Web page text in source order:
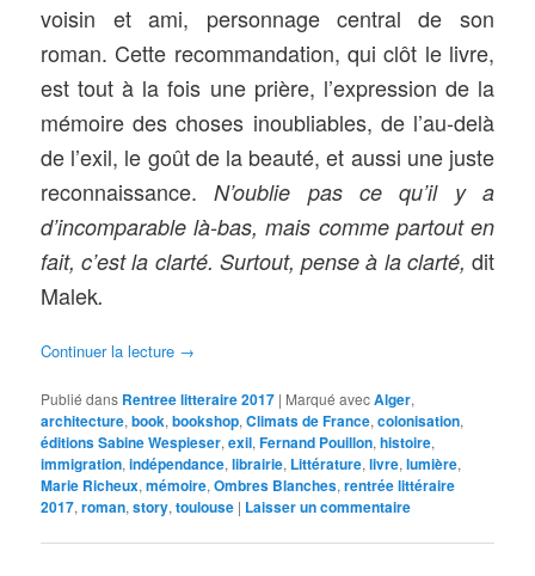
voisin et ami, personnage central de son
roman. Cette recommandation, qui clôt le livre,
est tout à la fois une prière, l’expression de la
mémoire des choses inoubliables, de l’au-delà
de l’exil, le goût de la beauté, et aussi une juste
reconnaissance.N’oublie pas ce qu’il y a
d’incomparable là-bas, mais comme partout en
fait, c’est la clarté. Surtout, pense à la clarté, dit
Malek.
Continuer la lecture →
Publié dans Rentree litteraire 2017 | Marqué avecAlger,
architecture,book,bookshop,Climats de France,colonisation,
éditions Sabine Wespieser,exil,Fernand Pouillon,histoire,
immigration,indépendance,librairie, Littérature,livre,lumière,
Marie Richeux,mémoire,Ombres Blanches,rentrée littéraire
2017,roman,story,toulouse | Laisser un commentaire